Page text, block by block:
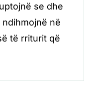
se dhe
në
të rriturit që